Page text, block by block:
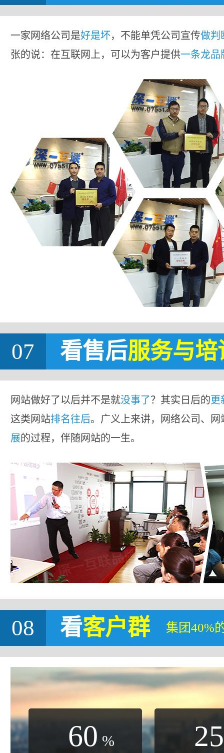
一家网络公司是好是坏，不能单凭公司宣传做判
张的说：在互联网上，可以为客户提供一条龙品
07 看售后服务与培
网站做好了以后并不是就没事了？其实日后的更
这类网站排名往后。广义上来讲，网络公司、
展的过程，伴随网站的一生。
08 看客户群 集团40%
60 % 25